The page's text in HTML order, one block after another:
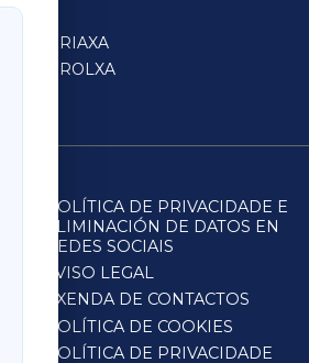
SARRIAXA
FERROLXA
POLÍTICA DE PRIVACIDADE E
ELIMINACIÓN DE DATOS EN
REDES SOCIAIS
AVISO LEGAL
AXENDA DE CONTACTOS
POLÍTICA DE COOKIES
POLÍTICA DE PRIVACIDADE